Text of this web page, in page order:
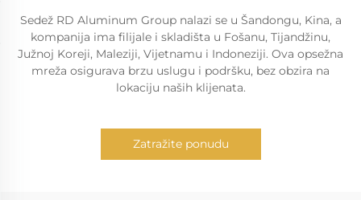
Sedež RD Aluminum Group nalazi se u Šandongu, Kina, a
kompanija ima filijale i skladišta u Fošanu, Tijandžinu,
Južnoj Koreji, Maleziji, Vijetnamu i Indoneziji. Ova opsežna
mreža osigurava brzu uslugu i podršku, bez obzira na
lokaciju naših klijenata.
Zatražite ponudu